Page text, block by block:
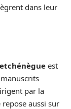
dans leur
est
par la
aussi sur